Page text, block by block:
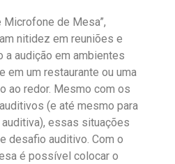
Microfone de Mesa”,
nitidez em reuniões e
a audição em ambientes
em um restaurante ou uma
ao redor. Mesmo com os
(e até mesmo para
essas situações
desafio auditivo. Com o
é possível colocar o